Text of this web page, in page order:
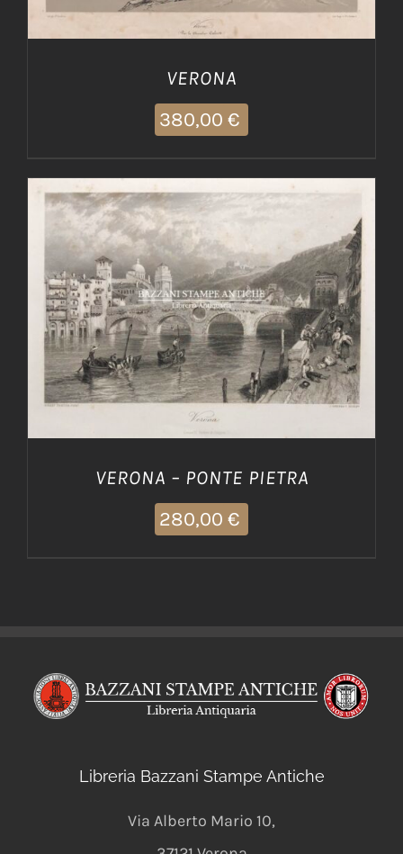
VERONA
380,00 €
AGGIUNGI AL CARRELLO / DETTAGLI
VERONA – PONTE PIETRA
280,00 €
Libreria Bazzani Stampe Antiche
Via Alberto Mario 10,